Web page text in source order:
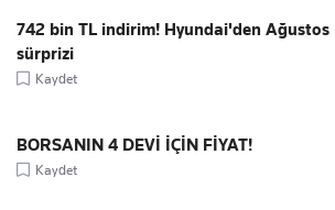
742 bin TL indirim! Hyundai'den Ağustos
sürprizi
Kaydet
BORSANIN 4 DEVİ İÇİN FİYAT!
Kaydet